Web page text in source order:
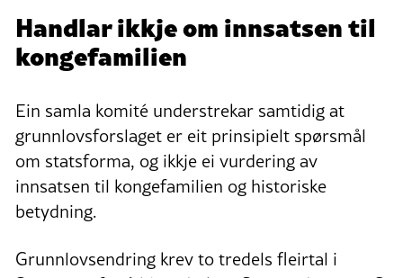
Handlar ikkje om innsatsen til
kongefamilien
Ein samla komité understrekar samtidig at
grunnlovsforslaget er eit prinsipielt spørsmål
om statsforma, og ikkje ei vurdering av
innsatsen til kongefamilien og historiske
betydning.
Grunnlovsendring krev to tredels fleirtal i